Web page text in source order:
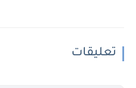
تعليقات